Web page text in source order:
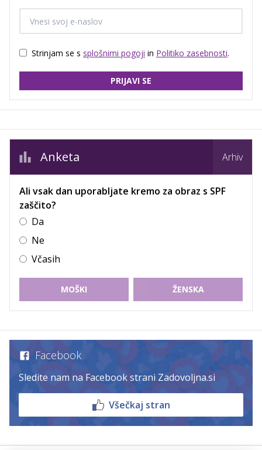
Strinjam se s splošnimi pogoji in Politiko zasebnosti.
PRIJAVI SE
Anketa Arhiv
Ali vsak dan uporabljate kremo za obraz s SPF
zaščito?
Da
Ne
Včasih
MOŠKI ŽENSKA
Facebook
Sledite nam na Facebook strani Zadovoljna.si
Všečkaj stran